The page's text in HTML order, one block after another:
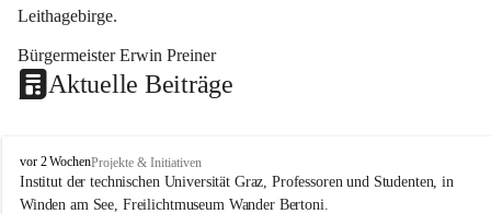
Leithagebirge.
Bürgermeister Erwin Preiner
Aktuelle Beiträge
W
i
n
vor 2 WochenProjekte & Initiativen
Institut der technischen Universität Graz, Professoren und Studenten, in
Winden am See, Freilichtmuseum Wander Bertoni.